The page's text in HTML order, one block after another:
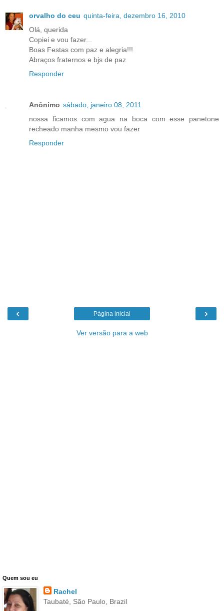
orvalho do ceu quinta-feira, dezembro 16, 2010
Olá, querida
Copiei e vou fazer...
Boas Festas com paz e alegria!!!
Abraços fraternos e bjs de paz
Responder
Anônimo sábado, janeiro 08, 2011
nossa ficamos com agua na boca com esse panetone
recheado manha mesmo vou fazer
Responder
‹ ›
Página inicial
Ver versão para a web
Quem sou eu
Rachel
Taubaté, São Paulo, Brazil